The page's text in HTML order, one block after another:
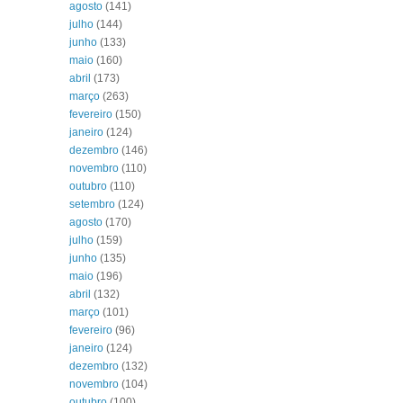
agosto (141)
julho (144)
junho (133)
maio (160)
abril (173)
março (263)
fevereiro (150)
janeiro (124)
dezembro (146)
novembro (110)
outubro (110)
setembro (124)
agosto (170)
julho (159)
junho (135)
maio (196)
abril (132)
março (101)
fevereiro (96)
janeiro (124)
dezembro (132)
novembro (104)